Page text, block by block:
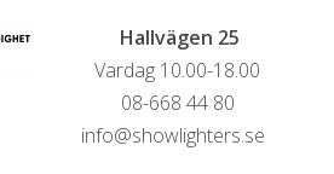
Hallvägen 25
Vardag 10.00-18.00
08-668 44 80
info@showlighters.se